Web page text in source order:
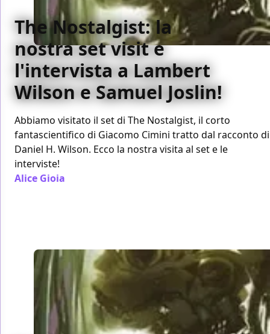
The Nostalgist: la
nostra set visit e
l'intervista a Lambert
Wilson e Samuel Joslin!
Abbiamo visitato il set di The Nostalgist, il corto
fantascientifico di Giacomo Cimini tratto dal racconto di
Daniel H. Wilson. Ecco la nostra visita al set e le
interviste!
Alice Gioia